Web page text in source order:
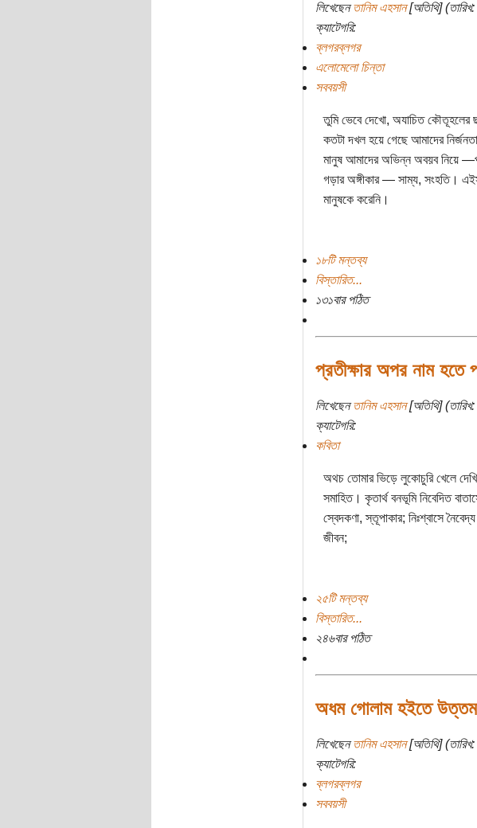
লিখেছেনতানিম এহসান[অতিথি]
ক্যাটেগরি:
ব্লগরব্লগর
এলোমেলো চিন্তা
সববয়সী
তুমি ভেবে দেখো, অযাচিত কৌতূহলের
কতটা দখল হয়ে গেছে আমাদের
মানুষ আমাদের অভিন্ন অবয়ব নিয়ে
গড়ার অঙ্গীকার — সাম্য, সংহতি।
মানুষকে করেনি।
১৮টি মন্তব্য
বিস্তারিত...
১৩১বার পঠিত
প্রতীক্ষার অপর নাম হতে
লিখেছেনতানিম এহসান[অতিথি]
ক্যাটেগরি:
কবিতা
অথচ তোমার ভিড়ে লুকোচুরি খেলে
সমাহিত। কৃতার্থ বনভূমি নিবেদিত
স্বেদকণা, স্তূপাকার; নিঃশ্বাসে
জীবন;
২৫টি মন্তব্য
বিস্তারিত...
২৪৬বার পঠিত
অধম গোলাম হইতে উত্তম
লিখেছেনতানিম এহসান[অতিথি]
ক্যাটেগরি:
ব্লগরব্লগর
সববয়সী